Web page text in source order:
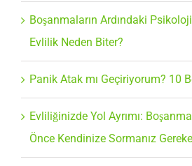
Boşanmaların Ardındaki
Evlilik Neden Biter?
Panik Atak mı Geçiriyorum? 10
Evliliğinizde Yol Ayrımı:
Önce Kendinize Sormanız